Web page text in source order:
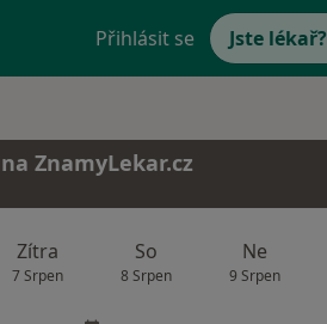
Přihlásit se Jste lékař?
ZnamyLekar.cz
Zítra
7 Srpen
So
8 Srpen
Ne
9 Srpen